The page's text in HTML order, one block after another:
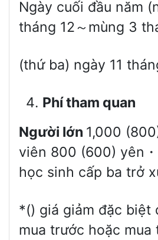
Ngày cuối đầu năm
tháng 12～mùng 3
(thứ ba) ngày 11
Phí tham quan
Người lớn 1,000
viên 800 (600) yên
học sinh cấp ba trở
*() giá giảm đặc biệt
mua trước hoặc mua